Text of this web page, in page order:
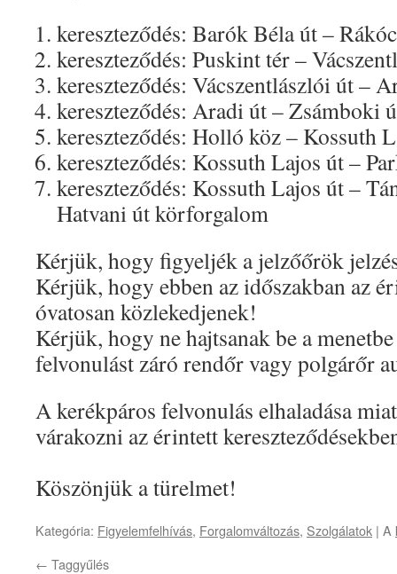
kereszteződés: Barók Béla út –
kereszteződés: Puskint tér –
kereszteződés: Vácszentlászlói út –
kereszteződés: Aradi út – Zsámboki
kereszteződés: Holló köz – Kossuth
kereszteződés: Kossuth Lajos út –
kereszteződés: Kossuth Lajos út –
Hatvani út körforgalom
Kérjük, hogy figyeljék a jelzőőrök
Kérjük, hogy ebben az időszakban az
óvatosan közlekedjenek!
Kérjük, hogy ne hajtsanak be a
felvonulást záró rendőr vagy polgárőr
A kerékpáros felvonulás elhaladása
várakozni az érintett
Köszönjük a türelmet!
Kategória: Figyelemfelhívás, Forgalomváltozás, Szolgálatok | A
← Taggyűlés